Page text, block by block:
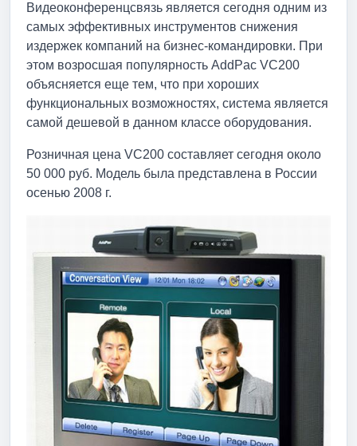
Видеоконференцсвязь является сегодня одним из
самых эффективных инструментов снижения
издержек компаний на бизнес-командировки. При
этом возросшая популярность AddPac VC200
объясняется еще тем, что при хороших
функциональных возможностях, система является
самой дешевой в данном классе оборудования.
Розничная цена VC200 составляет сегодня около
50 000 руб. Модель была представлена в России
осенью 2008 г.